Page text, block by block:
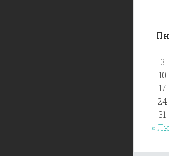
Пн
3
10
17
24
31
«